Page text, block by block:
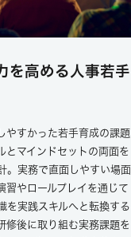
を高める人事若手
やすかった若手育成の課題
とマインドセットの両面を
。実務で直面しやすい場面
習やロールプレイを通じて
を実践スキルへと転換する
修後に取り組む実務課題を